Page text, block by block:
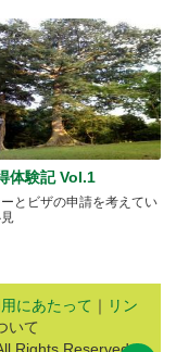
体験記 Vol.1
とビザの申請を考えてい
にあたって ｜ リン
いて